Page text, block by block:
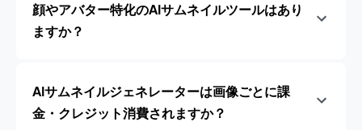
顔やアバター特化のAIサムネイルツールはあり
ますか？
AIサムネイルジェネレーターは画像ごとに課
金・クレジット消費されますか？